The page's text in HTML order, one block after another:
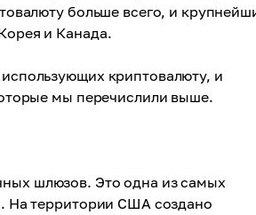
больше всего, и
и Канада.
криптовалюту, и
мы перечислили выше.
шлюзов. Это одна из самых
На территории США создано